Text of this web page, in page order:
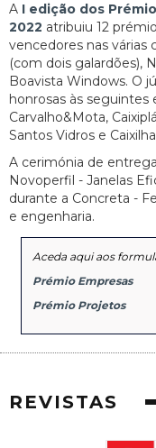
A I edição dos
2022 atribuiu 12
vencedores nas várias
(com dois galardões),
Boavista Windows. O
honrosas às seguintes
Carvalho&Mota,
Santos Vidros e
A cerimónia de
Novoperfil - Janelas
durante a Concreta -
e engenharia.
Aceda aqui aos
Prémio Empresas
Prémio Projetos
REVISTAS